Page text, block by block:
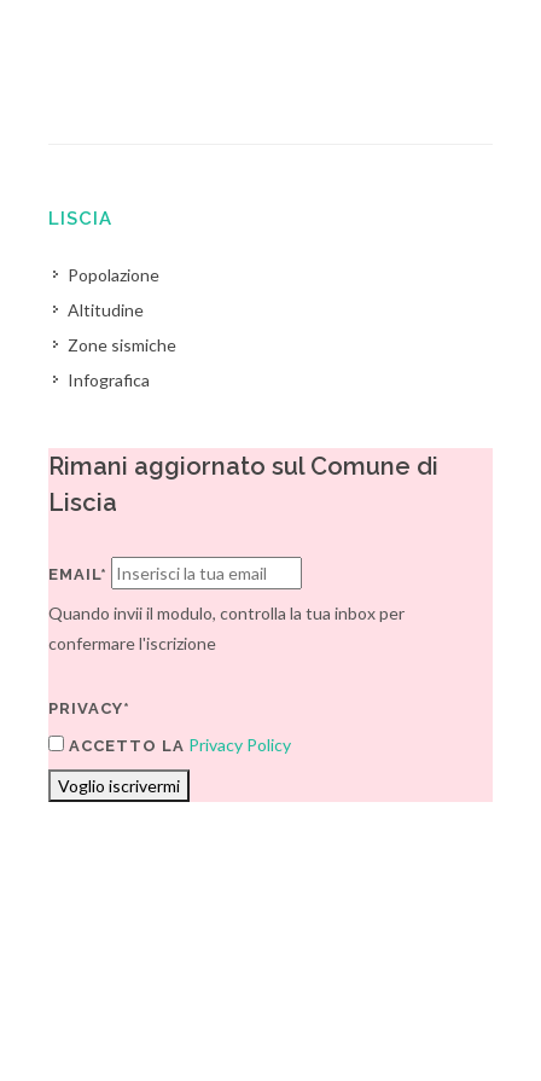
LISCIA
Popolazione
Altitudine
Zone sismiche
Infografica
Rimani aggiornato sul Comune di
Liscia
EMAIL*
Quando invii il modulo, controlla la tua inbox per
confermare l'iscrizione
PRIVACY*
ACCETTO LA Privacy Policy
Voglio iscrivermi